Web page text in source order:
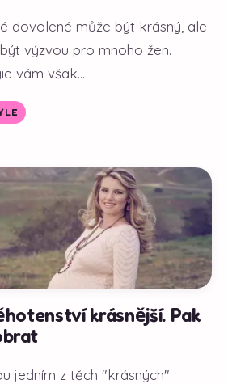
dovolené může být krásný, ale
výzvou pro mnoho žen.
vám však...
krásnější. Pak
jedním z těch "krásných"